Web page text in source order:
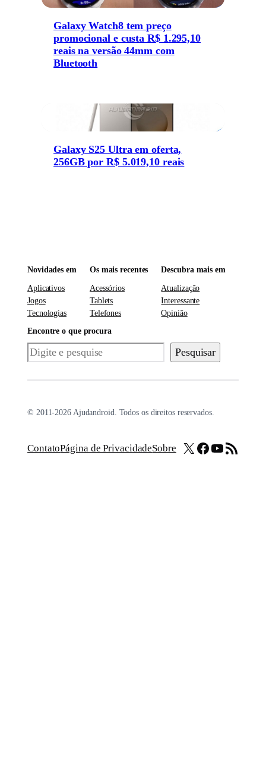
Galaxy Watch8 tem preço
promocional e custa R$ 1.295,10
reais na versão 44mm com
Bluetooth
Galaxy S25 Ultra em oferta,
256GB por R$ 5.019,10 reais
Novidades em
Aplicativos
Jogos
Tecnologias
Os mais recentes
Acessórios
Tablets
Telefones
Descubra mais em
Atualização
Interessante
Opinião
Encontre o que procura
Pesquisar Pesquisar
© 2011-2026 Ajudandroid. Todos os direitos reservados.
ContatoPágina de PrivacidadeSobre X Facebook
Youtube
Feed RSS